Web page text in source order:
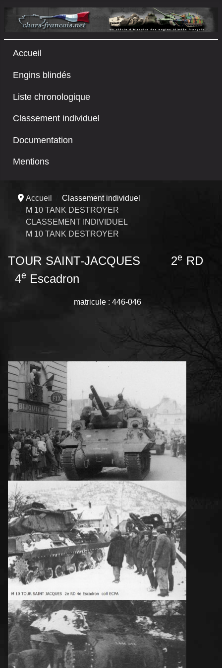
Accueil
Engins blindés
Liste chronologique
Classement individuel
Documentation
Mentions
Accueil
Classement individuel
M 10 TANK DESTROYER
CLASSEMENT INDIVIDUEL
M 10 TANK DESTROYER
TOUR SAINT-JACQUES 2eRD
4e Escadron
matricule : 446-046